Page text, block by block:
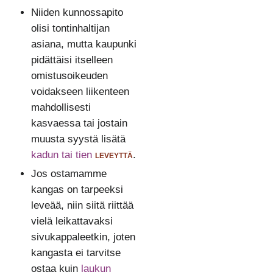
Niiden kunnossapito
olisi tontinhaltijan
asiana, mutta kaupunki
pidättäisi itselleen
omistusoikeuden
voidakseen liikenteen
mahdollisesti
kasvaessa tai jostain
muusta syystä lisätä
kadun tai tien leveyttä.
Jos ostamamme
kangas on tarpeeksi
leveää, niin siitä riittää
vielä leikattavaksi
sivukappaleetkin, joten
kangasta ei tarvitse
ostaa kuin laukun